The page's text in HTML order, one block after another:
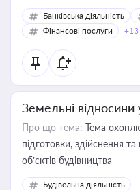
Банківська діяльність
Фінансові послуги
+13
Земельні відносини
Про що тема: Тема
підготовки, здійснення
об’єктів будівництва
Будівельна діяльність